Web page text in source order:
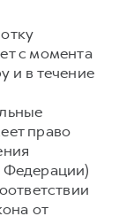
с момента
и в течение
право
Федерации)
от